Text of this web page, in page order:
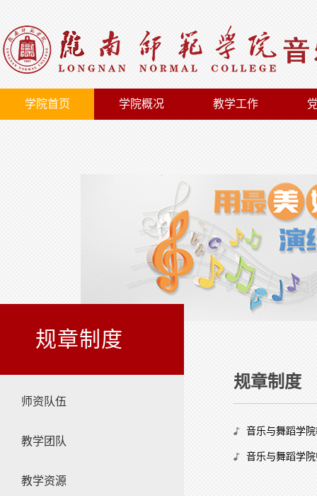
学院首页 学院概况 教学工作
规章制度
师资队伍
教学团队
教学资源
规章制度
音乐与舞蹈学
音乐与舞蹈学